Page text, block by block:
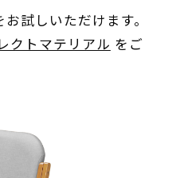
試しいただけます。
クトマテリアル をご